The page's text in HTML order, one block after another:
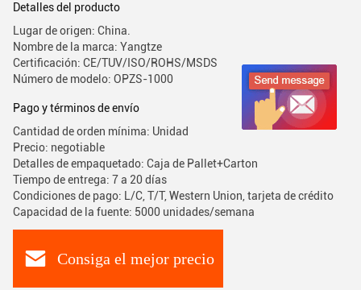
Detalles del producto
Lugar de origen: China.
Nombre de la marca: Yangtze
Certificación: CE/TUV/ISO/ROHS/MSDS
Número de modelo: OPZS-1000
Pago y términos de envío
Cantidad de orden mínima: Unidad
Precio: negotiable
Detalles de empaquetado: Caja de Pallet+Carton
Tiempo de entrega: 7 a 20 días
Condiciones de pago: L/C, T/T, Western Union, tarjeta de crédito
Capacidad de la fuente: 5000 unidades/semana
Consiga el mejor precio